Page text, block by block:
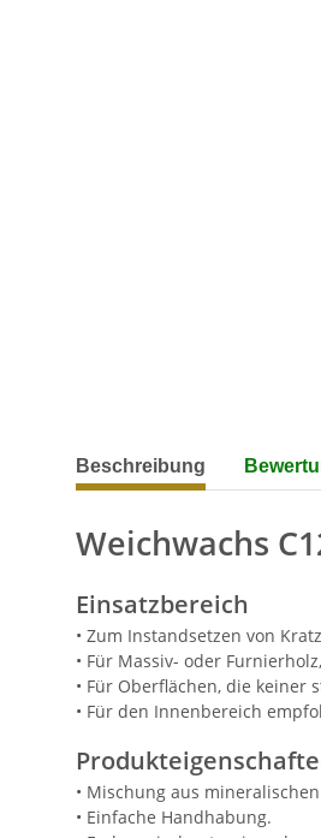
weitere Registerkarten
Beschreibung
Weichwachs
Einsatzbereich
• Zum Instandsetzen von
• Für Massiv- oder
• Für Oberflächen, die
• Für den Innenbereich
• Mischung aus
• Einfache Handhabung.